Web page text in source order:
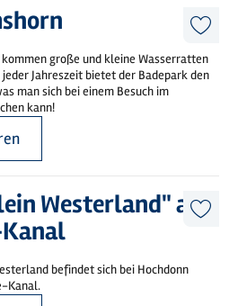
große und kleine Wasserratten
Jahreszeit bietet der Badepark den
man sich bei einem Besuch im
kann!
Westerland" am
befindet sich bei Hochdonn
Kanal.